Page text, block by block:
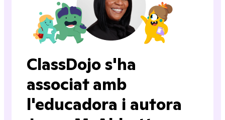
ClassDojo s'ha
associat amb
l'educadora i autora